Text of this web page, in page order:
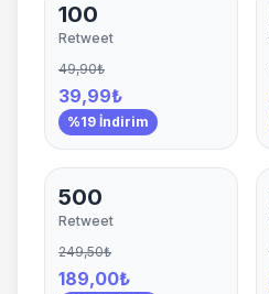
100
Retweet
49,90₺
39,99₺
%19 İndirim
500
Retweet
249,50₺
189,00₺